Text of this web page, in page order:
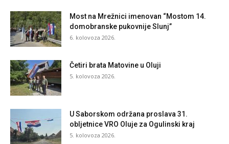
Most na Mrežnici imenovan “Mostom 14.
domobranske pukovnije Slunj”
6. kolovoza 2026.
Četiri brata Matovine u Oluji
5. kolovoza 2026.
U Saborskom održana proslava 31.
obljetnice VRO Oluje za Ogulinski kraj
5. kolovoza 2026.